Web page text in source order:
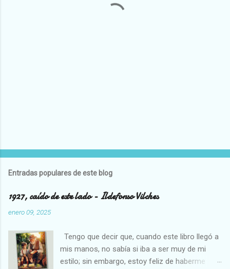
Entradas populares de este blog
1927, caído de este lado - Ildefonso Vilches
enero 09, 2025
Tengo que decir que, cuando este libro llegó a
mis manos, no sabía si iba a ser muy de mi
estilo; sin embargo, estoy feliz de haberme